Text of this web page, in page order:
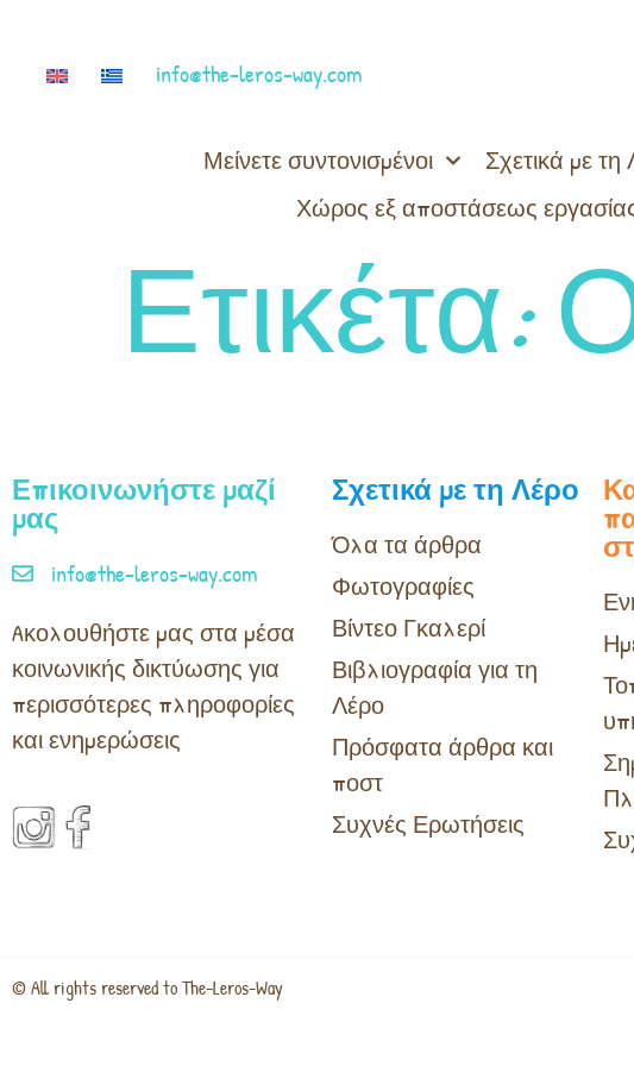
info@the-leros-way.com
Μείνετε συντονισμένοι Σχετικά με τη
Χώρος εξ αποστάσεως
Ετικέτα:
Επικοινωνήστε μαζί
μας
info@the-leros-way.com
Aκολουθήστε μας στα μέσα
κοινωνικής δικτύωσης για
περισσότερες πληροφορίες
και ενημερώσεις
Σχετικά με τη Λέρο
Όλα τα άρθρα
Φωτογραφίες
Βίντεο Γκαλερί
Βιβλιογραφία για τη
Λέρο
Πρόσφατα άρθρα και
ποστ
Συχνές Ερωτήσεις
© All rights reserved to The-Leros-Way